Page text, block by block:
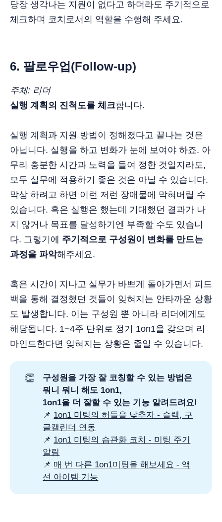
당장 생각나는 지원이 없다고 하더라도 주기적으로
체크하며 코치로서의 역할을 수행해 주세요.
6. 팔로우업(Follow-up)
주체: 리더
실행 계획의 진척도를 체크합니다.
실행 계획과 지원 방법이 정해졌다고 끝나는 것은
아닙니다. 실행을 하고 변화가 눈에 보여야 하죠. 아
무리 충분한 시간과 노력을 들여 정한 것일지라도,
모두 실무에 적용하기 좋은 것은 아닐 수 있습니다.
막상 하려고 하면 이런 저런 장애물에 막혀버릴 수
있습니다. 혹은 실행은 했는데 기대했던 결과가 나
지 않거나 목표를 달성하기엔 부족할 수도 있습니
다. 그렇기에 주기적으로 구성원이 변화를 만드는
과정을 파악해주세요.
혹은 시간이 지나고 실무가 바쁘게 돌아가면서 피드
백을 통해 결정했던 것들이 잊혀지는 안타까운 상황
도 발생합니다. 이는 구성원 뿐 아니라 리더에게도
해당됩니다. 1~4주 단위로 정기 1on1을 갖으며 리
마인드한다면 잊혀지는 상황은 줄일 수 있습니다.
👏
구성원을 가장 잘 코칭할 수 있는 방법은
뭐니 뭐니 해도 1on1,
1on1을 더 잘할 수 있는 기능 알려드려요!
📌 1on1 미팅의 허들을 낮추자 - 슬랙, 구
글캘린더 연동
📌 1on1 미팅의 습관화 코치 - 미팅 주기
알림
📌 매 번 다른 1on1미팅을 해보세요 - 액
션 아이템 기능